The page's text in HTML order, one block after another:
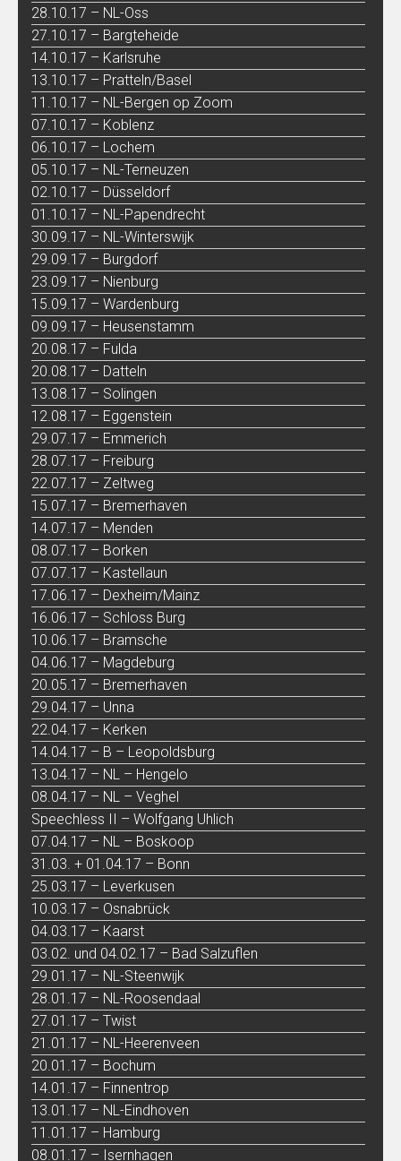
28.10.17 – NL-Oss
27.10.17 – Bargteheide
14.10.17 – Karlsruhe
13.10.17 – Pratteln/Basel
11.10.17 – NL-Bergen op Zoom
07.10.17 – Koblenz
06.10.17 – Lochem
05.10.17 – NL-Terneuzen
02.10.17 – Düsseldorf
01.10.17 – NL-Papendrecht
30.09.17 – NL-Winterswijk
29.09.17 – Burgdorf
23.09.17 – Nienburg
15.09.17 – Wardenburg
09.09.17 – Heusenstamm
20.08.17 – Fulda
20.08.17 – Datteln
13.08.17 – Solingen
12.08.17 – Eggenstein
29.07.17 – Emmerich
28.07.17 – Freiburg
22.07.17 – Zeltweg
15.07.17 – Bremerhaven
14.07.17 – Menden
08.07.17 – Borken
07.07.17 – Kastellaun
17.06.17 – Dexheim/Mainz
16.06.17 – Schloss Burg
10.06.17 – Bramsche
04.06.17 – Magdeburg
20.05.17 – Bremerhaven
29.04.17 – Unna
22.04.17 – Kerken
14.04.17 – B – Leopoldsburg
13.04.17 – NL – Hengelo
08.04.17 – NL – Veghel
Speechless II – Wolfgang Uhlich
07.04.17 – NL – Boskoop
31.03. + 01.04.17 – Bonn
25.03.17 – Leverkusen
10.03.17 – Osnabrück
04.03.17 – Kaarst
03.02. und 04.02.17 – Bad Salzuflen
29.01.17 – NL-Steenwijk
28.01.17 – NL-Roosendaal
27.01.17 – Twist
21.01.17 – NL-Heerenveen
20.01.17 – Bochum
14.01.17 – Finnentrop
13.01.17 – NL-Eindhoven
11.01.17 – Hamburg
08.01.17 – Isernhagen